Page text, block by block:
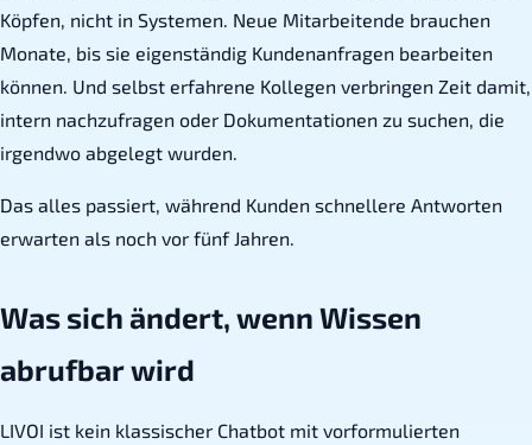
Köpfen, nicht in Systemen. Neue Mitarbeitende brauchen
Monate, bis sie eigenständig Kundenanfragen bearbeiten
können. Und selbst erfahrene Kollegen verbringen Zeit damit,
intern nachzufragen oder Dokumentationen zu suchen, die
irgendwo abgelegt wurden.
Das alles passiert, während Kunden schnellere Antworten
erwarten als noch vor fünf Jahren.
Was sich ändert, wenn Wissen
abrufbar wird
LIVOI ist kein klassischer Chatbot mit vorformulierten